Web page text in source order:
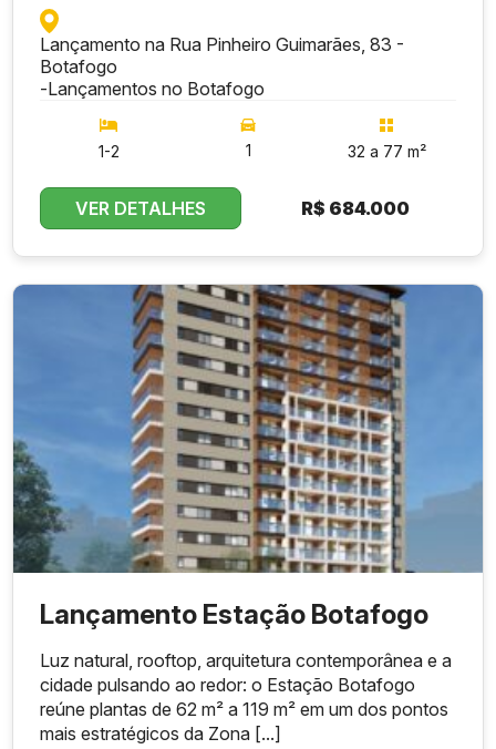
Lançamento na Rua Pinheiro Guimarães, 83 -
Botafogo
-Lançamentos no Botafogo
1-2 1 32 a 77 m²
VER DETALHES R$ 684.000
Lançamento Estação Botafogo
Luz natural, rooftop, arquitetura contemporânea e a
cidade pulsando ao redor: o Estação Botafogo
reúne plantas de 62 m² a 119 m² em um dos pontos
mais estratégicos da Zona [...]